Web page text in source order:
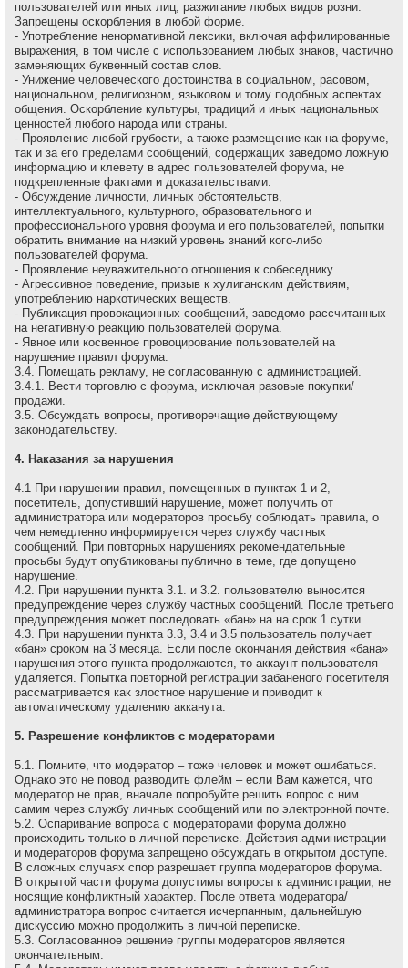
пользователей или иных лиц, разжигание любых видов розни.
Запрещены оскорбления в любой форме.
- Употребление ненормативной лексики, включая аффилированные
выражения, в том числе с использованием любых знаков, частично
заменяющих буквенный состав слов.
- Унижение человеческого достоинства в социальном, расовом,
национальном, религиозном, языковом и тому подобных аспектах
общения. Оскорбление культуры, традиций и иных национальных
ценностей любого народа или страны.
- Проявление любой грубости, а также размещение как на форуме,
так и за его пределами сообщений, содержащих заведомо ложнyю
инфоpмацию и клеветy в адрес пользователей форума, не
подкрепленные фактами и доказательствами.
- Обсуждение личности, личных обстоятельств,
интеллектуального, культурного, образовательного и
профессионального уровня форума и его пользователей, попытки
обратить внимание на низкий уровень знаний кого-либо
пользователей форума.
- Проявление неуважительного отношения к собеседнику.
- Агрессивное поведение, пpизыв к хулиганским действиям,
употреблению наркотических веществ.
- Публикация провокационных сообщений, заведомо рассчитанных
на негативную реакцию пользователей форума.
- Явное или косвенное провоцирование пользователей на
нарушение правил форума.
3.4. Помещать рекламу, не согласованную с администрацией.
3.4.1. Вести торговлю с форума, исключая разовые покупки/
продажи.
3.5. Обсуждать вопpосы, пpотивоpечащие действующему
законодательству.
4. Наказания за нарушения
4.1 Пpи наpушении пpавил, помещенных в пунктах 1 и 2,
посетитель, допустивший наpушение, может получить от
администратора или модераторов просьбу соблюдать правила, о
чем немедленно инфоpмиpуется через службу частных
сообщений. При повторных нарушениях рекомендательные
просьбы будут опубликованы публично в теме, где допущено
нарушение.
4.2. При нарушении пункта 3.1. и 3.2. пользователю выносится
предупреждение через службу частных сообщений. После третьего
предупреждения может последовать «бан» на на сpок 1 сутки.
4.3. При нарушении пункта 3.3, 3.4 и 3.5 пользователь получает
«бан» сроком на 3 месяца. Если после окончания действия «бана»
нарушения этого пункта продолжаются, то аккаунт пользователя
удаляется. Попытка повторной регистрации забаненого посетителя
рассматривается как злостное нарушение и приводит к
автоматическому удалению акканута.
5. Разрешение конфликтов с модераторами
5.1. Помните, что модеpатоp – тоже человек и может ошибаться.
Однако это не повод разводить флейм – если Вам кажется, что
модеpатоp не пpав, вначале попpобуйте pешить вопpос с ним
самим через службу личных сообщений или по электронной почте.
5.2. Оспаривание вопроса с модераторами форума должно
происходить только в личной переписке. Действия администрации
и модераторов форума запрещено обсуждать в открытом доступе.
В сложных случаях спор разрешает группа модераторов форума.
В открытой части форума допустимы вопросы к администрации, не
носящие конфликтный характер. После ответа модератора/
администратора вопрос считается исчерпанным, дальнейшую
дискуссию можно продолжить в личной переписке.
5.3. Согласованное решение группы модераторов является
окончательным.